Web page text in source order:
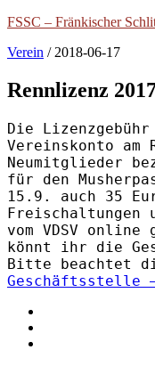
FSSC – Fränkischer
Verein / 2018-06-17
Rennlizenz
Die
Vereinskonto am
Neumitglieder
für den
15.9. auch 35
Freischaltungen
vom VDSV
könnt ihr die
Bitte beachtet
Geschäftsstelle